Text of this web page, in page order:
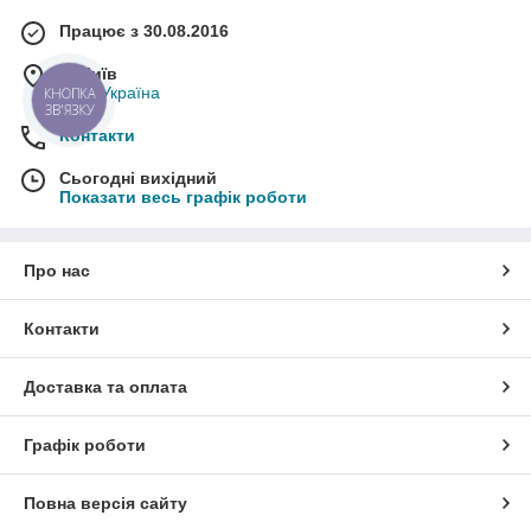
Працює з 30.08.2016
м. Київ
Київ, Україна
Контакти
Сьогодні вихідний
Показати весь графік роботи
Про нас
Контакти
Доставка та оплата
Графік роботи
Повна версія сайту
КНОПКА
ЗВ'ЯЗКУ